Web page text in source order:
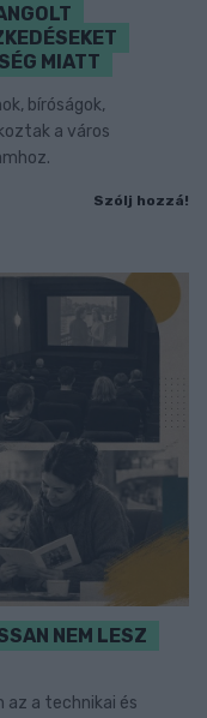
MIATT
bíróságok,
a város
Szólj hozzá!
NEM LESZ
az a technikai és